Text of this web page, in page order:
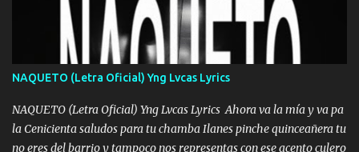
Uno pues Hallamos Modos , Si me caigo me Levanto, Aprendo Del
Error Y me sacudo El Lodo ❌ www.elnorteduro.com ❌ El Dinero
No me falta Pero Tampoco me Estorba , Por Eso Manejo Todo
Bien Regido Por mis Normas . Aquí no Se Sufre de Ego vengo Desde
Abajo y me costó subir Fue Con Trabajo Y Esfuerzo, Nada es
Regalado Me Super Invertir A Mí lado Una Princesa que A pesar de
Todo Siempre a estado ahí . Hecho pa...
NAQUETO (Letra Oficial) Yng Lvcas Lyrics
NAQUETO (Letra Oficial) Yng Lvcas Lyrics Ahora va la mía y va pa
la Cenicienta saludos para tu chamba Ilanes pinche quinceañera tu
no eres del barrio y tampoco nos representas con ese acento culero